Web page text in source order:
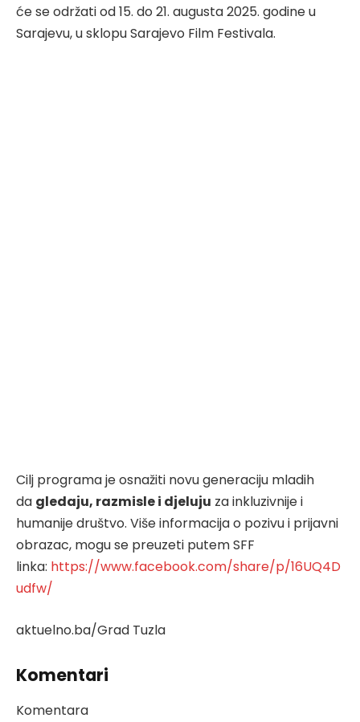
će se održati od 15. do 21. augusta 2025. godine u
Sarajevu, u sklopu Sarajevo Film Festivala.
Cilj programa je osnažiti novu generaciju mladih
da gledaju, razmisle i djeluju za inkluzivnije i
humanije društvo. Više informacija o pozivu i prijavni
obrazac, mogu se preuzeti putem SFF
linka: https://www.facebook.com/share/p/16UQ4D
udfw/
aktuelno.ba/Grad Tuzla
Komentari
Komentara